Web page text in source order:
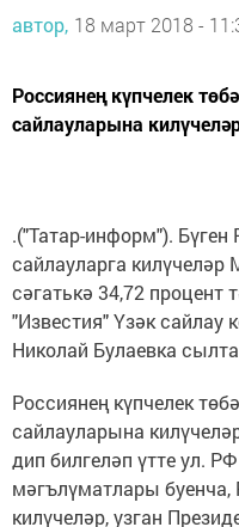
автор, 18 март 2018 -
Россиянең күпчелек
сайлауларына
.("Татар-информ").
сайлауларга
сәгатькә 34,72 процент
"Известия" Үзәк сайлау
Николай Булаевка
Россиянең күпчелек
сайлауларына
дип билгеләп үтте ул.
мәгълүматлары буенча,
килүчеләр, узган